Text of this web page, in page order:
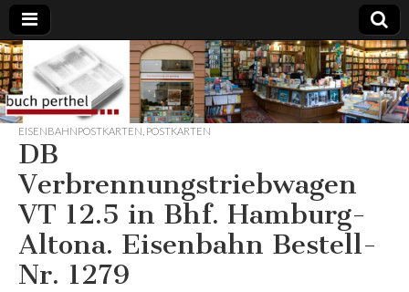
Buchhandlung
am Gasteig
EISENBAHNPOSTKARTEN POSTKARTEN
DB
Verbrennungstriebwagen
VT 12.5 in Bhf. Hamburg-
Altona. Eisenbahn Bestell-
Nr. 1279